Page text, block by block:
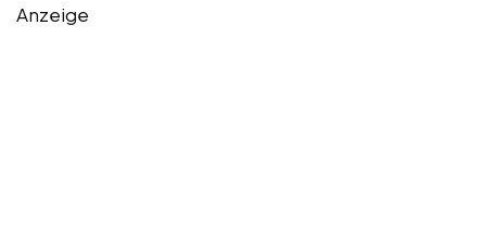
Anzeige